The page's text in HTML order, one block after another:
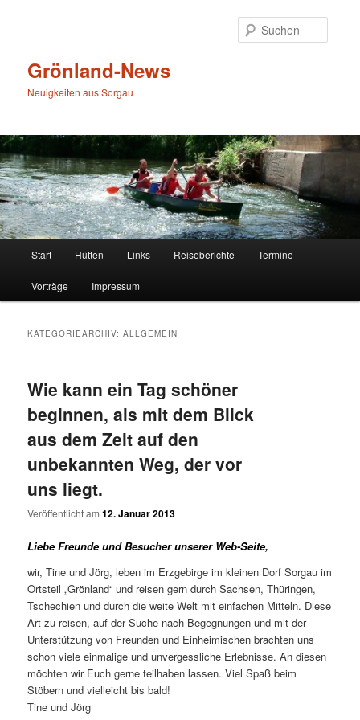
Grönland-News
Neuigkeiten aus Sorgau
Start Hütten Links Reiseberichte Termine
Vorträge Impressum
KATEGORIEARCHIV:ALLGEMEIN
Wie kann ein Tag schöner
beginnen, als mit dem Blick
aus dem Zelt auf den
unbekannten Weg, der vor
uns liegt.
Veröffentlicht am12. Januar 2013
Liebe Freunde und Besucher unserer Web-Seite,
wir, Tine und Jörg, leben im Erzgebirge im kleinen Dorf Sorgau im
Ortsteil „Grönland“ und reisen gern durch Sachsen, Thüringen,
Tschechien und durch die weite Welt mit einfachen Mitteln. Diese
Art zu reisen, auf der Suche nach Begegnungen und mit der
Unterstützung von Freunden und Einheimischen brachten uns
schon viele einmalige und unvergessliche Erlebnisse. An diesen
möchten wir Euch gerne teilhaben lassen. Viel Spaß beim
Stöbern und vielleicht bis bald!
Tine und Jörg